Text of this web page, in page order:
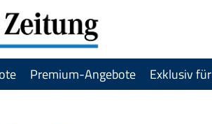
Premium-Angebote Exklusiv